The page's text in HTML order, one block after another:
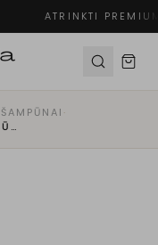
ATRINKTI
ŠAMPŪNAI ·
ORIBE SILVERATI SHAMPOO - ŠAMPŪNAS ŽILIEMS IR ŠVIESIEMS PLAUKAMS